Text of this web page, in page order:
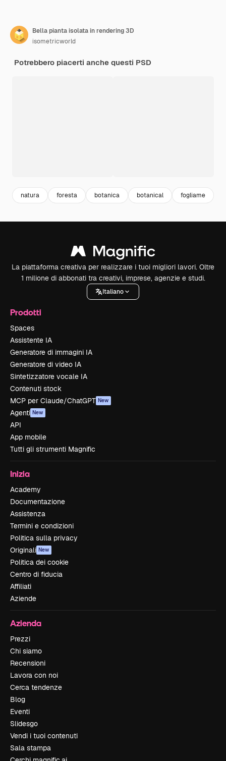
Bella pianta isolata in rendering 3D
isometricworld
Potrebbero piacerti anche questi PSD
natura foresta botanica botanical fogliame
La piattaforma creativa per realizzare i tuoi migliori lavori. Oltre
1 milione di abbonati tra creativi, imprese, agenzie e studi.
Italiano
Prodotti
Spaces
Assistente IA
Generatore di immagini IA
Generatore di video IA
Sintetizzatore vocale IA
Contenuti stock
MCP per Claude/ChatGPT New
Agenti New
API
App mobile
Tutti gli strumenti Magnific
Inizia
Academy
Documentazione
Assistenza
Termini e condizioni
Politica sulla privacy
Originali New
Politica dei cookie
Centro di fiducia
Affiliati
Aziende
Azienda
Prezzi
Chi siamo
Recensioni
Lavora con noi
Cerca tendenze
Blog
Eventi
Slidesgo
Vendi i tuoi contenuti
Sala stampa